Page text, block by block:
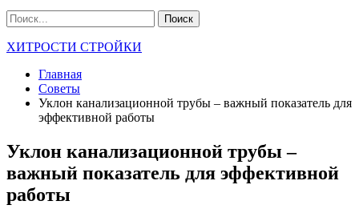
ХИТРОСТИ СТРОЙКИ
Главная
Советы
Уклон канализационной трубы – важный показатель для
эффективной работы
Уклон канализационной трубы –
важный показатель для эффективной
работы